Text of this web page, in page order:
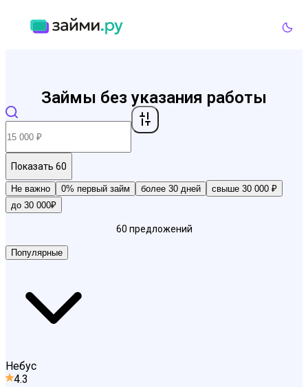
Займы без указания работы
Показать 60
Не важно 0% первый займ более 30 дней
свыше 30 000 ₽
до 30 000₽
60 предложений
Популярные
Небус
4.3